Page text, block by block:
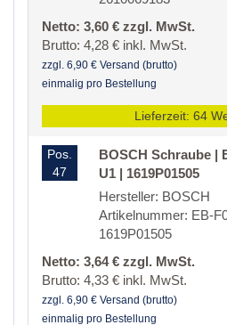
Netto: 3,60 € zzgl. MwSt.
Brutto: 4,28 € inkl. MwSt.
zzgl. 6,90 € Versand (brutto)
einmalig pro Bestellung
Lieferzeit: 64
Pos.
47
BOSCH Schraube |
U1 | 1619P01505
Hersteller: BOSCH
Artikelnummer: EB-
1619P01505
Netto: 3,64 € zzgl. MwSt.
Brutto: 4,33 € inkl. MwSt.
zzgl. 6,90 € Versand (brutto)
einmalig pro Bestellung